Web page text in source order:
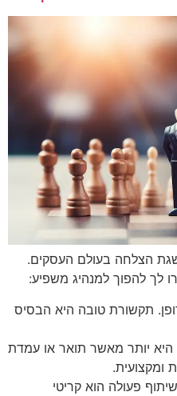
הצלחה בעולם העסקים.
לך להפוך למנהיג משפיע:
תקשורת טובה היא הבסיס
היא יותר מאשר תואר או עמדת
ומקצועית.
פעולה הוא קריטי